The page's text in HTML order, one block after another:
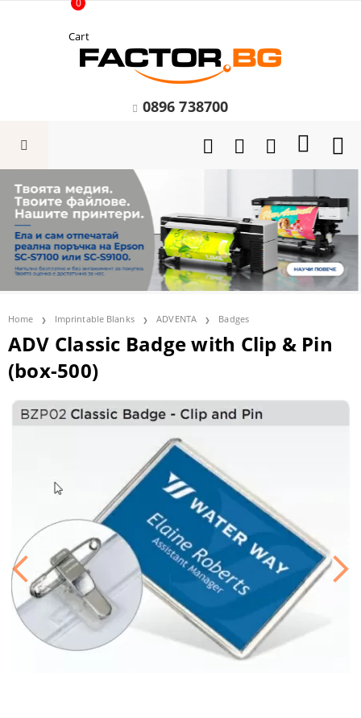
Cart
0
0896 738700
Home Imprintable Blanks ADVENTA Badges
ADV Classic Badge with Clip & Pin
(box-500)